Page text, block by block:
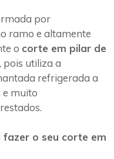
por
ramo e altamente
o corte em pilar de
pois utiliza a
refrigerada a
e muito
fazer o seu corte em